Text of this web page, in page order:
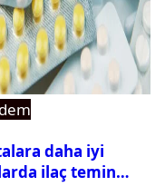
daha iyi
ilaç temin